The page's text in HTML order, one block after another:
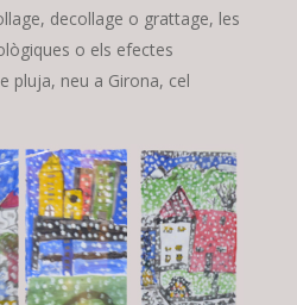
decollage o grattage, les
o els efectes
pluja, neu a Girona, cel